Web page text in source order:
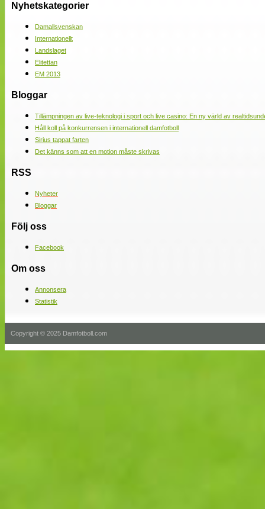
Nyhetskategorier
Damallsvenskan
Internationellt
Landslaget
Elitettan
EM 2013
Bloggar
Tillämpningen av live-teknologi i sport och live casino: En ny värld av
Håll koll på konkurrensen i internationell damfotboll
Sirius tappat farten
Det känns som att en motion måste skrivas
RSS
Nyheter
Bloggar
Följ oss
Facebook
Om oss
Annonsera
Statistik
Copyright © 2025 Damfotboll.com